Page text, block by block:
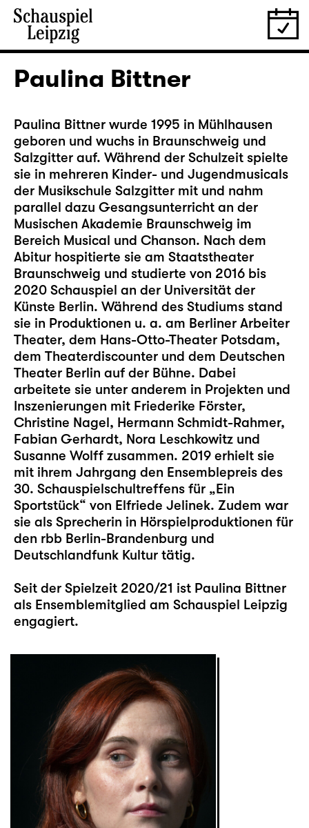
Paulina Bittner
Paulina Bittner wurde 1995 in Mühlhausen
geboren und wuchs in Braunschweig und
Salzgitter auf. Während der Schulzeit spielte
sie in mehreren Kinder- und Jugendmusicals
der Musikschule Salzgitter mit und nahm
parallel dazu Gesangsunterricht an der
Musischen Akademie Braunschweig im
Bereich Musical und Chanson. Nach dem
Abitur hospitierte sie am Staatstheater
Braunschweig und studierte von 2016 bis
2020 Schauspiel an der Universität der
Künste Berlin. Während des Studiums stand
sie in Produktionen u. a. am Berliner Arbeiter
Theater, dem Hans-Otto-Theater Potsdam,
dem Theaterdiscounter und dem Deutschen
Theater Berlin auf der Bühne. Dabei
arbeitete sie unter anderem in Projekten und
Inszenierungen mit Friederike Förster,
Christine Nagel, Hermann Schmidt-Rahmer,
Fabian Gerhardt, Nora Leschkowitz und
Susanne Wolff zusammen. 2019 erhielt sie
mit ihrem Jahrgang den Ensemblepreis des
30. Schauspielschultreffens für „Ein
Sportstück“ von Elfriede Jelinek. Zudem war
sie als Sprecherin in Hörspielproduktionen für
den rbb Berlin-Brandenburg und
Deutschlandfunk Kultur tätig.
Seit der Spielzeit 2020/21 ist Paulina Bittner
als Ensemblemitglied am Schauspiel Leipzig
engagiert.